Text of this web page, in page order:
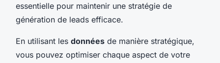
essentielle pour maintenir une stratégie de
génération de leads efficace.
En utilisant les données de manière stratégique,
vous pouvez optimiser chaque aspect de votre